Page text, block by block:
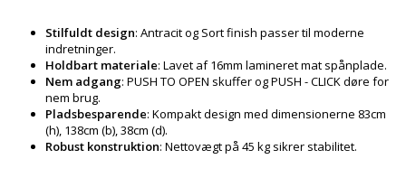
Stilfuldt design: Antracit og Sort finish passer til moderne
indretninger.
Holdbart materiale: Lavet af 16mm lamineret mat spånplade.
Nem adgang: PUSH TO OPEN skuffer og PUSH - CLICK døre for
nem brug.
Pladsbesparende: Kompakt design med dimensionerne 83cm
(h), 138cm (b), 38cm (d).
Robust konstruktion: Nettovægt på 45 kg sikrer stabilitet.